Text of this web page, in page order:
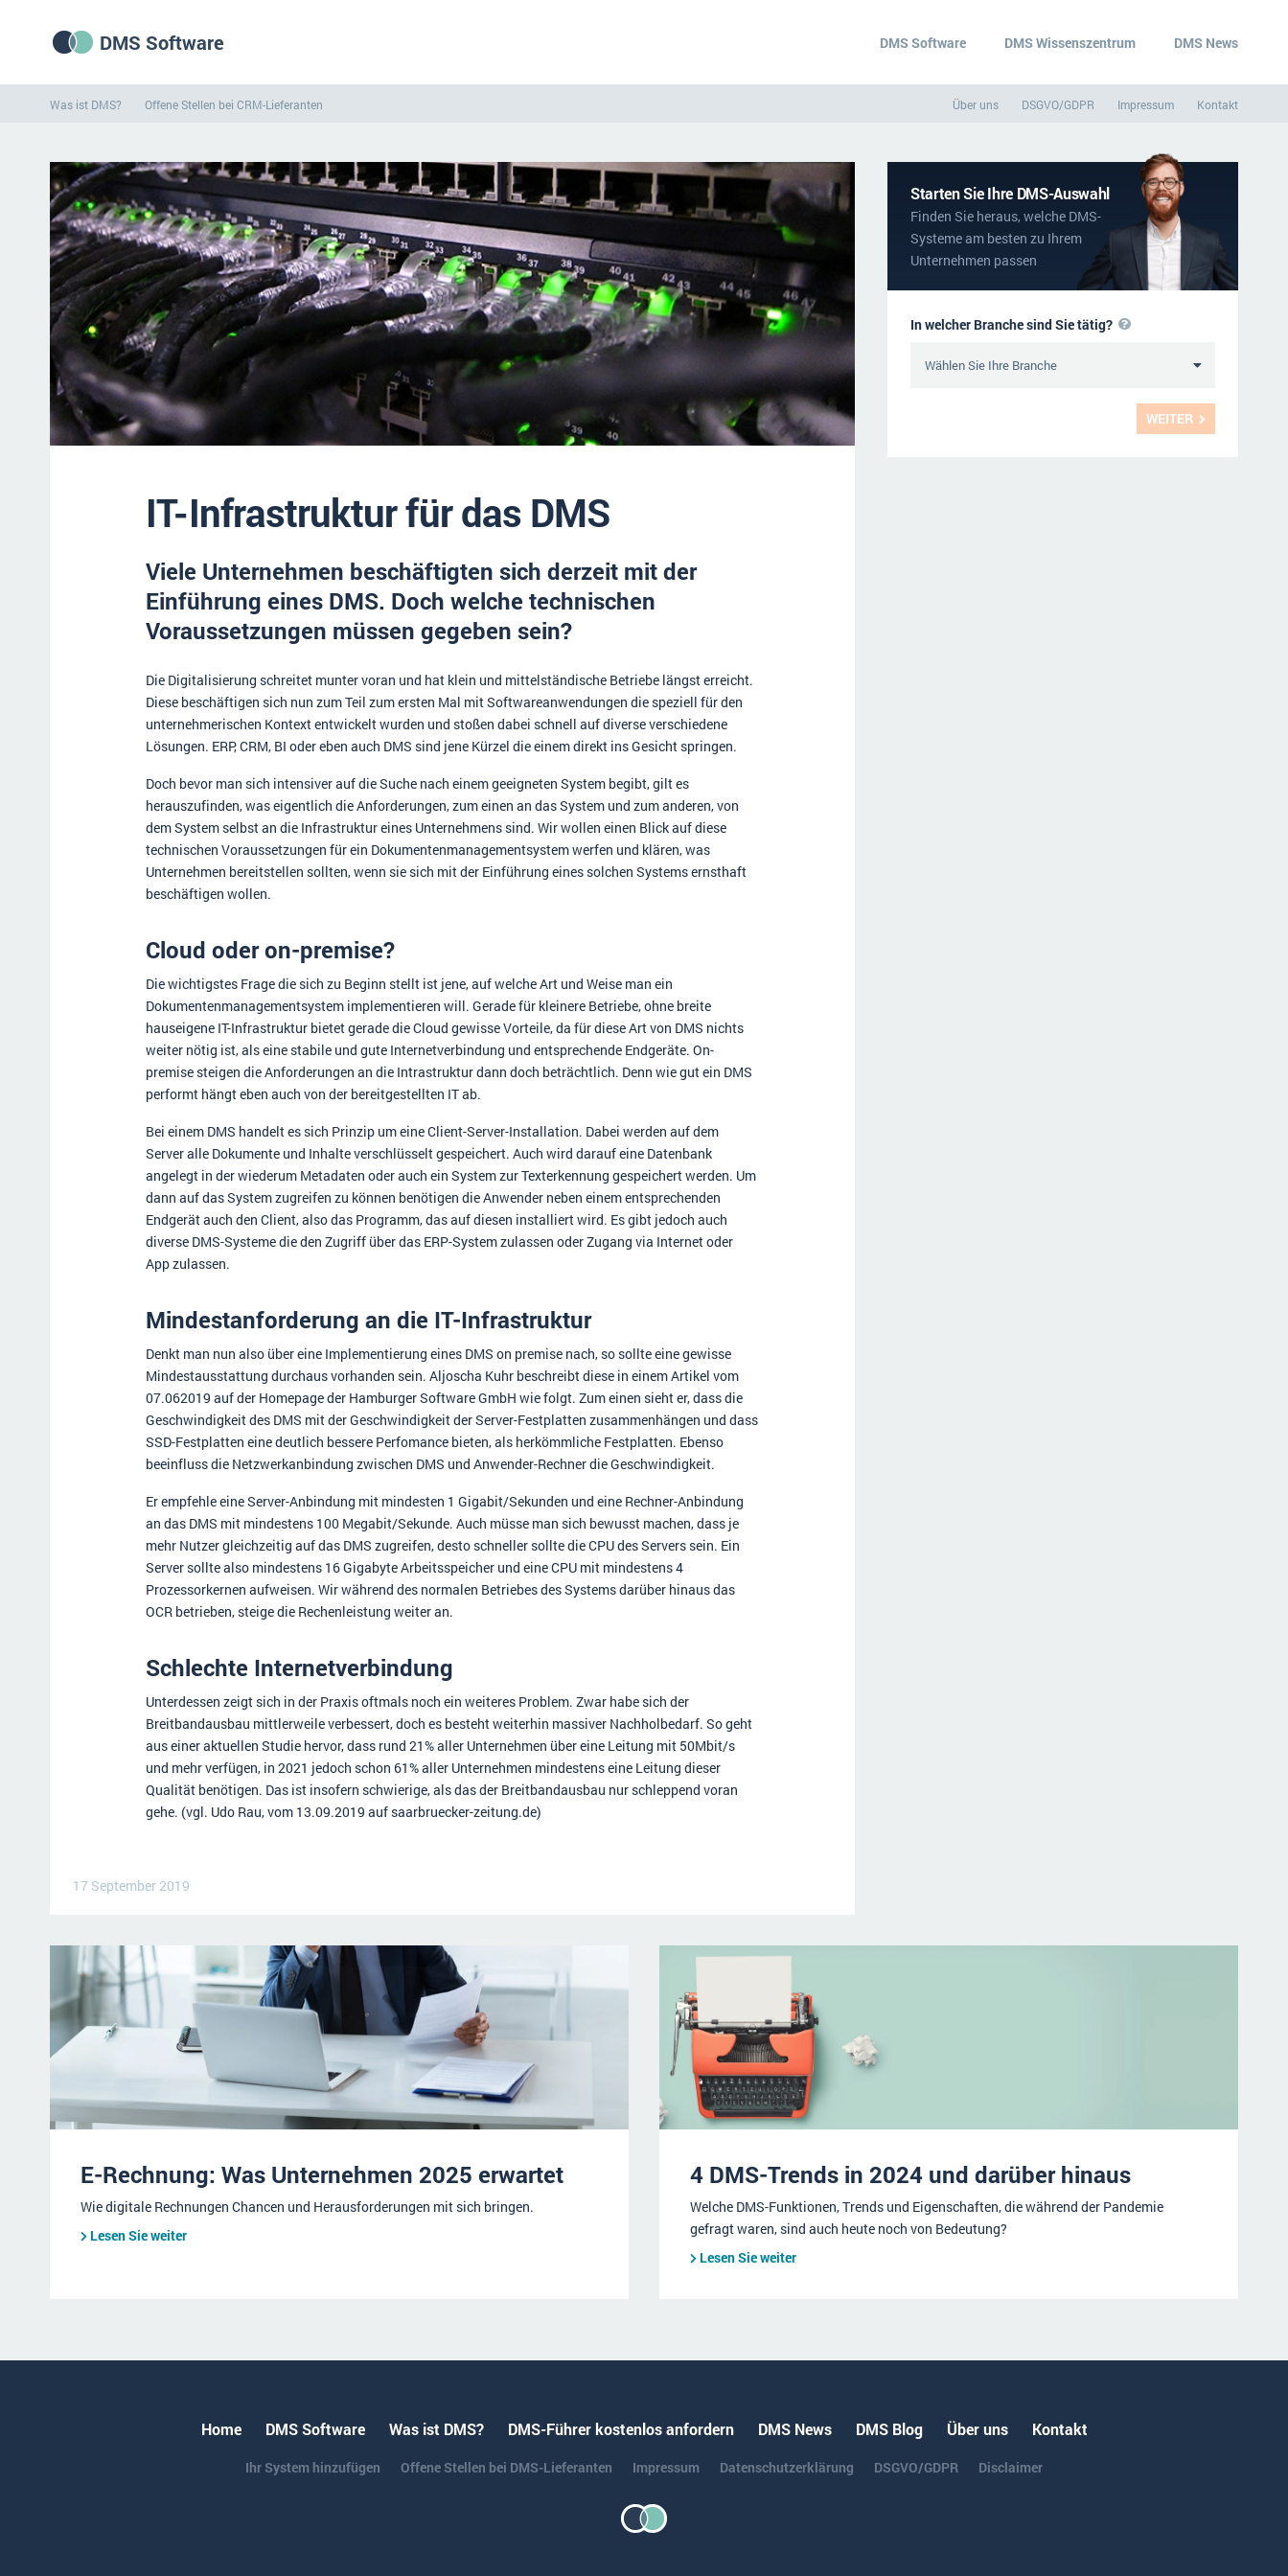
DMS Software DMS Software DMS Wissenszentrum DMS News
Was ist DMS? Offene Stellen bei CRM-Lieferanten Über uns DSGVO/GDPR Impressum Kontakt
IT-Infrastruktur für das DMS
Viele Unternehmen beschäftigten sich derzeit mit der
Einführung eines DMS. Doch welche technischen
Voraussetzungen müssen gegeben sein?
Die Digitalisierung schreitet munter voran und hat klein und mittelständische Betriebe längst erreicht.
Diese beschäftigen sich nun zum Teil zum ersten Mal mit Softwareanwendungen die speziell für den
unternehmerischen Kontext entwickelt wurden und stoßen dabei schnell auf diverse verschiedene
Lösungen. ERP, CRM, BI oder eben auch DMS sind jene Kürzel die einem direkt ins Gesicht springen.
Doch bevor man sich intensiver auf die Suche nach einem geeigneten System begibt, gilt es
herauszufinden, was eigentlich die Anforderungen, zum einen an das System und zum anderen, von
dem System selbst an die Infrastruktur eines Unternehmens sind. Wir wollen einen Blick auf diese
technischen Voraussetzungen für ein Dokumentenmanagementsystem werfen und klären, was
Unternehmen bereitstellen sollten, wenn sie sich mit der Einführung eines solchen Systems ernsthaft
beschäftigen wollen.
Cloud oder on-premise?
Die wichtigstes Frage die sich zu Beginn stellt ist jene, auf welche Art und Weise man ein
Dokumentenmanagementsystem implementieren will. Gerade für kleinere Betriebe, ohne breite
hauseigene IT-Infrastruktur bietet gerade die Cloud gewisse Vorteile, da für diese Art von DMS nichts
weiter nötig ist, als eine stabile und gute Internetverbindung und entsprechende Endgeräte. On-
premise steigen die Anforderungen an die Intrastruktur dann doch beträchtlich. Denn wie gut ein DMS
performt hängt eben auch von der bereitgestellten IT ab.
Bei einem DMS handelt es sich Prinzip um eine Client-Server-Installation. Dabei werden auf dem
Server alle Dokumente und Inhalte verschlüsselt gespeichert. Auch wird darauf eine Datenbank
angelegt in der wiederum Metadaten oder auch ein System zur Texterkennung gespeichert werden. Um
dann auf das System zugreifen zu können benötigen die Anwender neben einem entsprechenden
Endgerät auch den Client, also das Programm, das auf diesen installiert wird. Es gibt jedoch auch
diverse DMS-Systeme die den Zugriff über das ERP-System zulassen oder Zugang via Internet oder
App zulassen.
Mindestanforderung an die IT-Infrastruktur
Denkt man nun also über eine Implementierung eines DMS on premise nach, so sollte eine gewisse
Mindestausstattung durchaus vorhanden sein. Aljoscha Kuhr beschreibt diese in einem Artikel vom
07.062019 auf der Homepage der Hamburger Software GmbH wie folgt. Zum einen sieht er, dass die
Geschwindigkeit des DMS mit der Geschwindigkeit der Server-Festplatten zusammenhängen und dass
SSD-Festplatten eine deutlich bessere Perfomance bieten, als herkömmliche Festplatten. Ebenso
beeinfluss die Netzwerkanbindung zwischen DMS und Anwender-Rechner die Geschwindigkeit.
Er empfehle eine Server-Anbindung mit mindesten 1 Gigabit/Sekunden und eine Rechner-Anbindung
an das DMS mit mindestens 100 Megabit/Sekunde. Auch müsse man sich bewusst machen, dass je
mehr Nutzer gleichzeitig auf das DMS zugreifen, desto schneller sollte die CPU des Servers sein. Ein
Server sollte also mindestens 16 Gigabyte Arbeitsspeicher und eine CPU mit mindestens 4
Prozessorkernen aufweisen. Wir während des normalen Betriebes des Systems darüber hinaus das
OCR betrieben, steige die Rechenleistung weiter an.
Schlechte Internetverbindung
Unterdessen zeigt sich in der Praxis oftmals noch ein weiteres Problem. Zwar habe sich der
Breitbandausbau mittlerweile verbessert, doch es besteht weiterhin massiver Nachholbedarf. So geht
aus einer aktuellen Studie hervor, dass rund 21% aller Unternehmen über eine Leitung mit 50Mbit/s
und mehr verfügen, in 2021 jedoch schon 61% aller Unternehmen mindestens eine Leitung dieser
Qualität benötigen. Das ist insofern schwierige, als das der Breitbandausbau nur schleppend voran
gehe. (vgl. Udo Rau, vom 13.09.2019 auf saarbruecker-zeitung.de)
17 September 2019
Starten Sie Ihre DMS-Auswahl
Finden Sie heraus, welche DMS-
Systeme am besten zu Ihrem
Unternehmen passen
WEITER
In welcher Branche sind Sie tätig?
E-Rechnung: Was Unternehmen 2025 erwartet
Wie digitale Rechnungen Chancen und Herausforderungen mit sich bringen.
Lesen Sie weiter
4 DMS-Trends in 2024 und darüber hinaus
Welche DMS-Funktionen, Trends und Eigenschaften, die während der Pandemie
gefragt waren, sind auch heute noch von Bedeutung?
Lesen Sie weiter
Home DMS Software Was ist DMS? DMS-Führer kostenlos anfordern DMS News DMS Blog Über uns Kontakt
Ihr System hinzufügen Offene Stellen bei DMS-Lieferanten Impressum Datenschutzerklärung DSGVO/GDPR Disclaimer